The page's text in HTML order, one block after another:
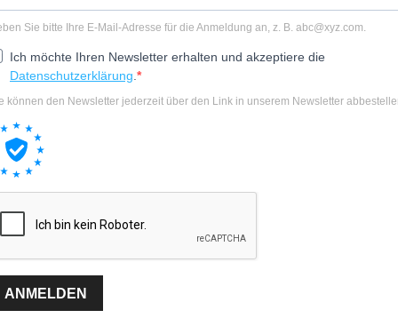
Sie bitte Ihre E-Mail-Adresse für die Anmeldung an, z. B. abc@xyz.com.
Ich möchte Ihren Newsletter erhalten und akzeptiere die
Datenschutzerklärung
können den Newsletter jederzeit über den Link in unserem Newsletter
ANMELDEN